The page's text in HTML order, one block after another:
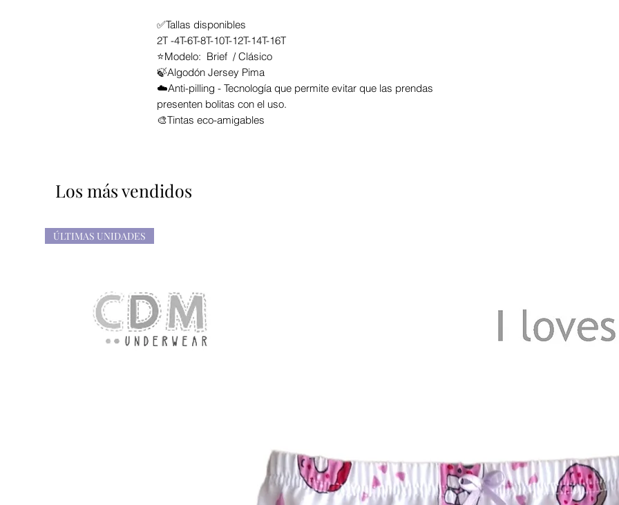
✅Tallas disponibles
2T -4T-6T-8T-10T-12T-14T-16T
⭐Modelo: Brief / Clásico
🍃Algodón Jersey Pima
☁️Anti-pilling - Tecnología que permite evitar que las prendas
presenten bolitas con el uso.
🎨Tintas eco-amigables
Los más vendidos
ÚLTIMAS UNIDADES